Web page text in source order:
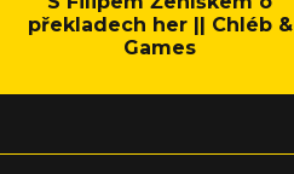
překladech her || Chléb &
Games